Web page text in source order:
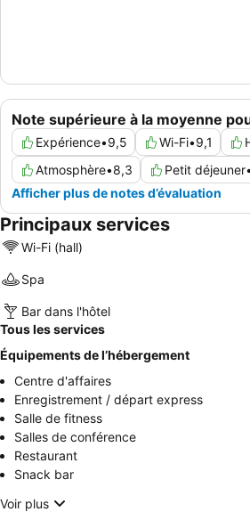
Note supérieure à la moyenne
Expérience•9,5 Wi-Fi•9,1
Atmosphère•8,3 Petit déjeuner•
Afficher plus de notes d’évaluation
Principaux services
Wi-Fi (hall)
Spa
Bar dans l'hôtel
Tous les services
Équipements de l’hébergement
Centre d'affaires
Enregistrement / départ express
Salle de fitness
Salles de conférence
Restaurant
Snack bar
Voir plus